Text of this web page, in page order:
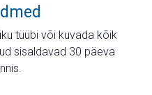
tüübi või kuvada kõik
sisaldavad 30 päeva